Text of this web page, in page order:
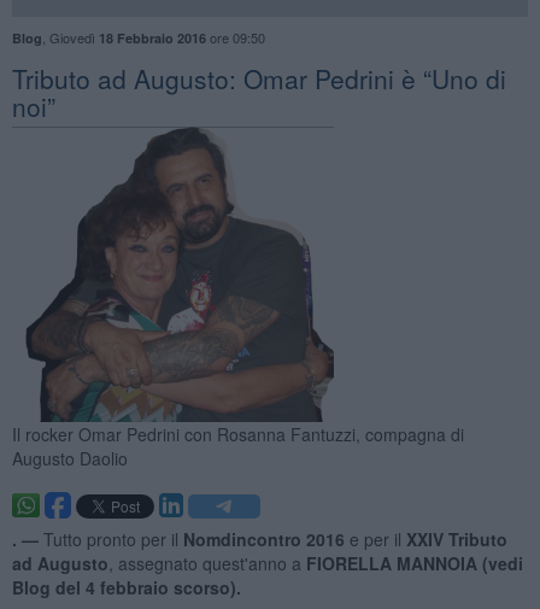
Blog Giovedì 18 Febbraio 2016ore 09:50
Tributo ad Augusto: Omar Pedrini è “Uno di
noi”
Il rocker Omar Pedrini con Rosanna Fantuzzi, compagna di
Augusto Daolio
. — Tutto pronto per il Nomdincontro 2016 e per il XXIV Tributo
ad Augusto , assegnato quest'anno a FIORELLA MANNOIA (vedi
Blog del 4 febbraio scorso).